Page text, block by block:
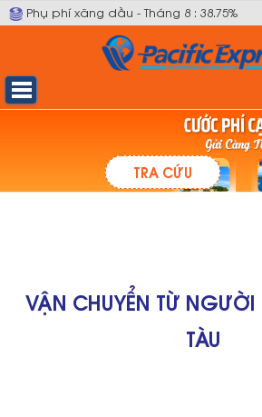
Phụ phí xăng dầu - Tháng 8 : 38.75%
TRA CỨU
VẬN CHUYỂN TỪ
TÀU